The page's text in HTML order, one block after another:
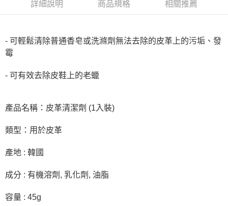
權轉讓予恩沛科技股份有限公司。
「AFTEE先享後付」，若未經同意申辦者引起之損失，本公司不負相關責
任。
４．使用「AFTEE先享後付」時，將依據個別帳號之用戶狀況，依本公司即
請求用戶進行身份認證。
詳細說明 商品規格 相關推薦
- 可輕鬆清除普通香皂或洗滌劑無法去除的皮革上的污垢、發
霉
- 可有效去除皮鞋上的老蠟
產品名稱：皮革清潔劑 (1入裝)
類型：用於皮革
產地 : 韓國
成分 : 有機溶劑, 乳化劑, 油脂
容量 : 45g